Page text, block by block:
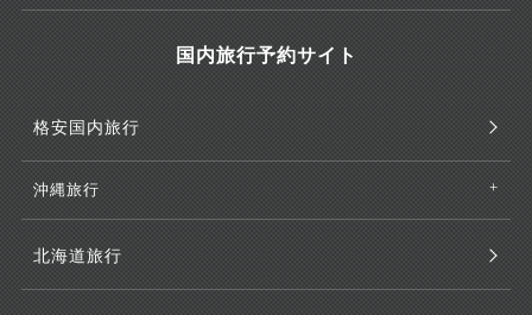
国内旅行予約サイト
格安国内旅行
沖縄旅行
北海道旅行